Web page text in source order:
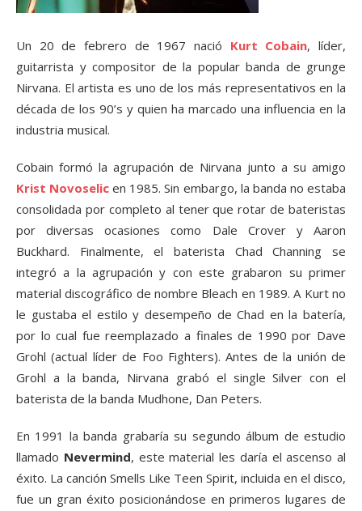
Un 20 de febrero de 1967 nació Kurt Cobain, líder,
guitarrista y compositor de la popular banda de grunge
Nirvana. El artista es uno de los más representativos en la
década de los 90’s y quien ha marcado una influencia en la
industria musical.
Cobain formó la agrupación de Nirvana junto a su amigo
Krist Novoselic en 1985. Sin embargo, la banda no estaba
consolidada por completo al tener que rotar de bateristas
por diversas ocasiones como Dale Crover y Aaron
Buckhard. Finalmente, el baterista Chad Channing se
integró a la agrupación y con este grabaron su primer
material discográfico de nombre Bleach en 1989. A Kurt no
le gustaba el estilo y desempeño de Chad en la batería,
por lo cual fue reemplazado a finales de 1990 por Dave
Grohl (actual líder de Foo Fighters). Antes de la unión de
Grohl a la banda, Nirvana grabó el single Silver con el
baterista de la banda Mudhone, Dan Peters.
En 1991 la banda grabaría su segundo álbum de estudio
llamado Nevermind, este material les daría el ascenso al
éxito. La canción Smells Like Teen Spirit, incluida en el disco,
fue un gran éxito posicionándose en primeros lugares de